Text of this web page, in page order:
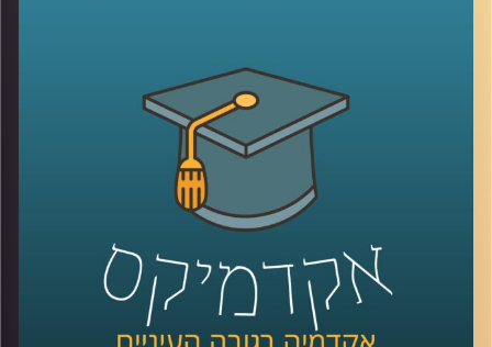
אנשים מדברים או על ירידה מהארץ, או על חובתנו להישאר.
האם אנחנו בסכנה קיומית, איך הפילוג בעם משפיע עלינו,
ואיך כל זה מתקשר לדמוקרטיה, חופש הביטוי, אמון במוסדות
המדינה וליחס לאוכלוסיות כמו הערבים בישראל?
על כל השאלות האלו ועל הרבה יותר עונה סקר "המכון לחירות
ואחריות" של אוניברסיטת רייכמן.
בפרק זה מצטרף אלינו פרופ' אסיף אפרת, ראש תוכנית התואר